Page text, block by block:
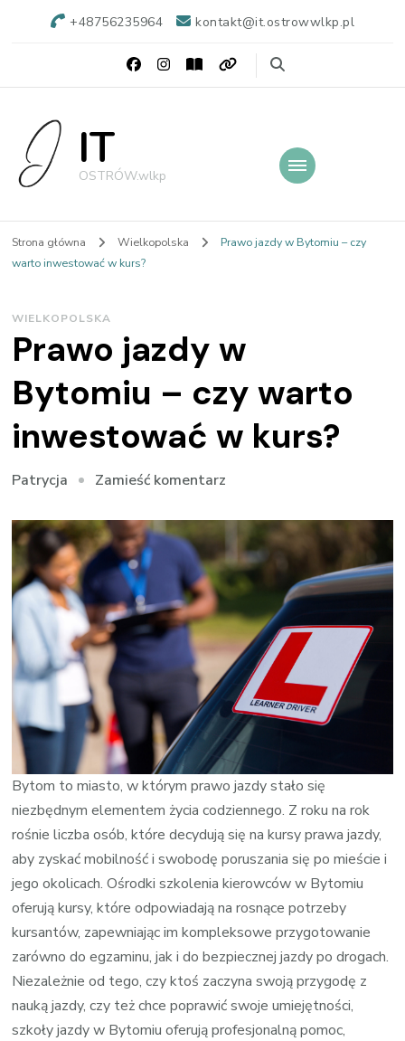
+48756235964 kontakt@it.ostrowwlkp.pl
IT
OSTRÓW.wlkp
Strona główna Wielkopolska
Prawo jazdy w Bytomiu – czy
warto inwestować w kurs?
WIELKOPOLSKA
Prawo jazdy w
Bytomiu – czy warto
inwestować w kurs?
Patrycja Zamieść komentarz
Prawo
jazdy
w
Bytomiu
–
czy
warto
inwestować
w
kurs?
Bytom to miasto, w którym prawo jazdy stało się
niezbędnym elementem życia codziennego. Z roku na rok
rośnie liczba osób, które decydują się na kursy prawa jazdy,
aby zyskać mobilność i swobodę poruszania się po mieście i
jego okolicach. Ośrodki szkolenia kierowców w Bytomiu
oferują kursy, które odpowiadają na rosnące potrzeby
kursantów, zapewniając im kompleksowe przygotowanie
zarówno do egzaminu, jak i do bezpiecznej jazdy po drogach.
Niezależnie od tego, czy ktoś zaczyna swoją przygodę z
nauką jazdy, czy też chce poprawić swoje umiejętności,
szkoły jazdy w Bytomiu oferują profesjonalną pomoc,